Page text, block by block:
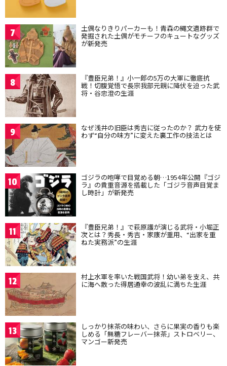
7 土偶なりきりパーカーも！青森の縄文遺跡群で
発掘された土偶がモチーフのキュートなグッズ
が新発売
8 『豊臣兄弟！』小一郎の5万の大軍に徹底抗
戦！切腹覚悟で長宗我部元親に降伏を迫った武
将・谷忠澄の生涯
9 なぜ浅井の旧臣は秀吉に従ったのか？ 武力を使
わず“自分の味方”に変えた裏工作の技法とは
10 ゴジラの咆哮で目覚める朝…1954年公開『ゴジ
ラ』の貴重音源を搭載した「ゴジラ音声目覚ま
し時計」が新発売
11 『豊臣兄弟！』で萩原護が演じる武将・小堀正
次とは？秀長・秀吉・家康が重用、“出家を重
ねた実務派”の生涯
12 村上水軍を率いた戦国武将！幼い弟を支え、共
に海へ散った得居通幸の波乱に満ちた生涯
13 しっかり抹茶の味わい、さらに果実の香りも楽
しめる「無糖フレーバー抹茶」ストロベリー、
マンゴー新発売